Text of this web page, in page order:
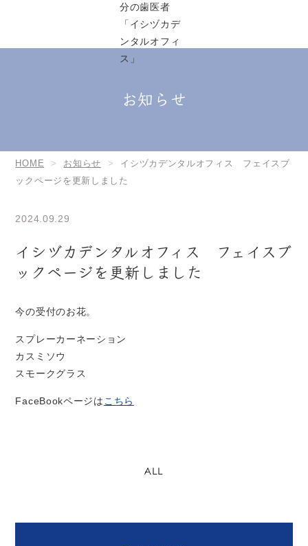
お知らせ
HOME お知らせ
イシヅカデンタルオフィス フェイスブ
ックページを更新しました
2024.09.29
イシヅカデンタルオフィス フェイスブ
ックページを更新しました
今の受付のお花。
スプレーカーネーション
カスミソウ
スモークグラス
FaceBookページは こちら
ALL